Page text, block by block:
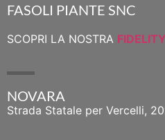
FASOLI PIANTE SNC
SCOPRI LA NOSTRA
NOVARA
Strada Statale per Vercelli,